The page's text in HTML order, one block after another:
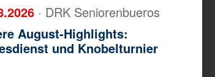
· DRK Seniorenbueros
August-Highlights:
und Knobelturnier